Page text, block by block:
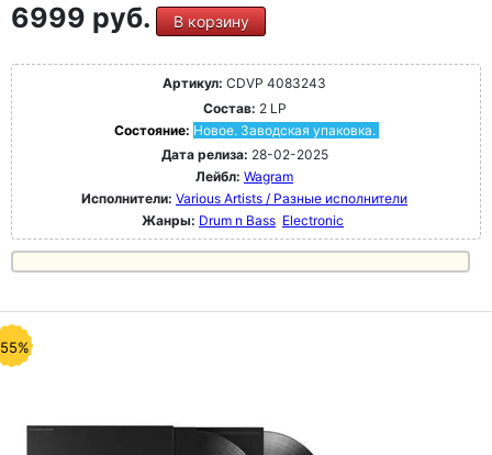
6999 руб. В корзину
Артикул: CDVP 4083243
Состав: 2 LP
Состояние: Новое. Заводская упаковка.
Дата релиза: 28-02-2025
Лейбл: Wagram
Исполнители: Various Artists / Разные исполнители
Жанры: Drum n Bass Electronic